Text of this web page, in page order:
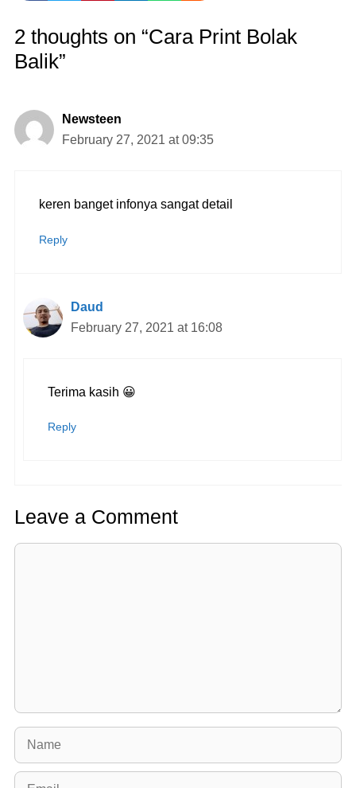
2 thoughts on “Cara Print Bolak
Balik”
Newsteen
February 27, 2021 at 09:35
keren banget infonya sangat detail
Reply
Daud
February 27, 2021 at 16:08
Terima kasih 😀
Reply
Leave a Comment
Comment
Name
Email